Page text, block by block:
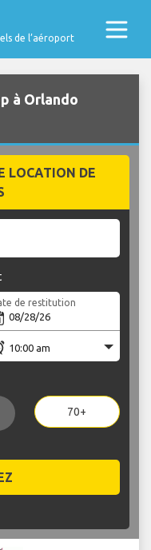
de l’aéroport
à Orlando
LOCATION DE
de restitution
70+